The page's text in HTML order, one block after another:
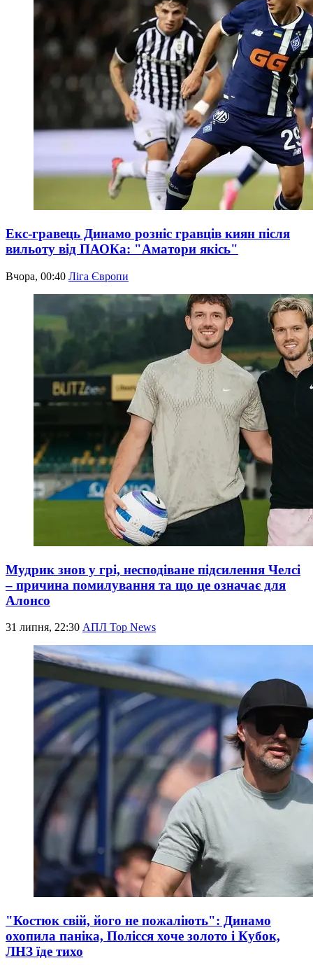
Екс-гравець Динамо розніс гравців киян після
вильоту від ПАОКа: "Аматори якісь"
Вчора, 00:40 Ліга Європи
Мудрик знов у грі, несподіване підсилення Челсі
– причина помилування та що це означає для
Алонсо
31 липня, 22:30 АПЛ Top News
"Костюк свій, його не пожаліють": Динамо
охопила паніка, Полісся хоче золото і Кубок,
ЛНЗ їде тихо